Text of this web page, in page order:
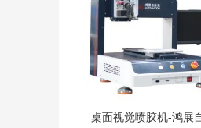
桌面视觉喷胶机-鸿展